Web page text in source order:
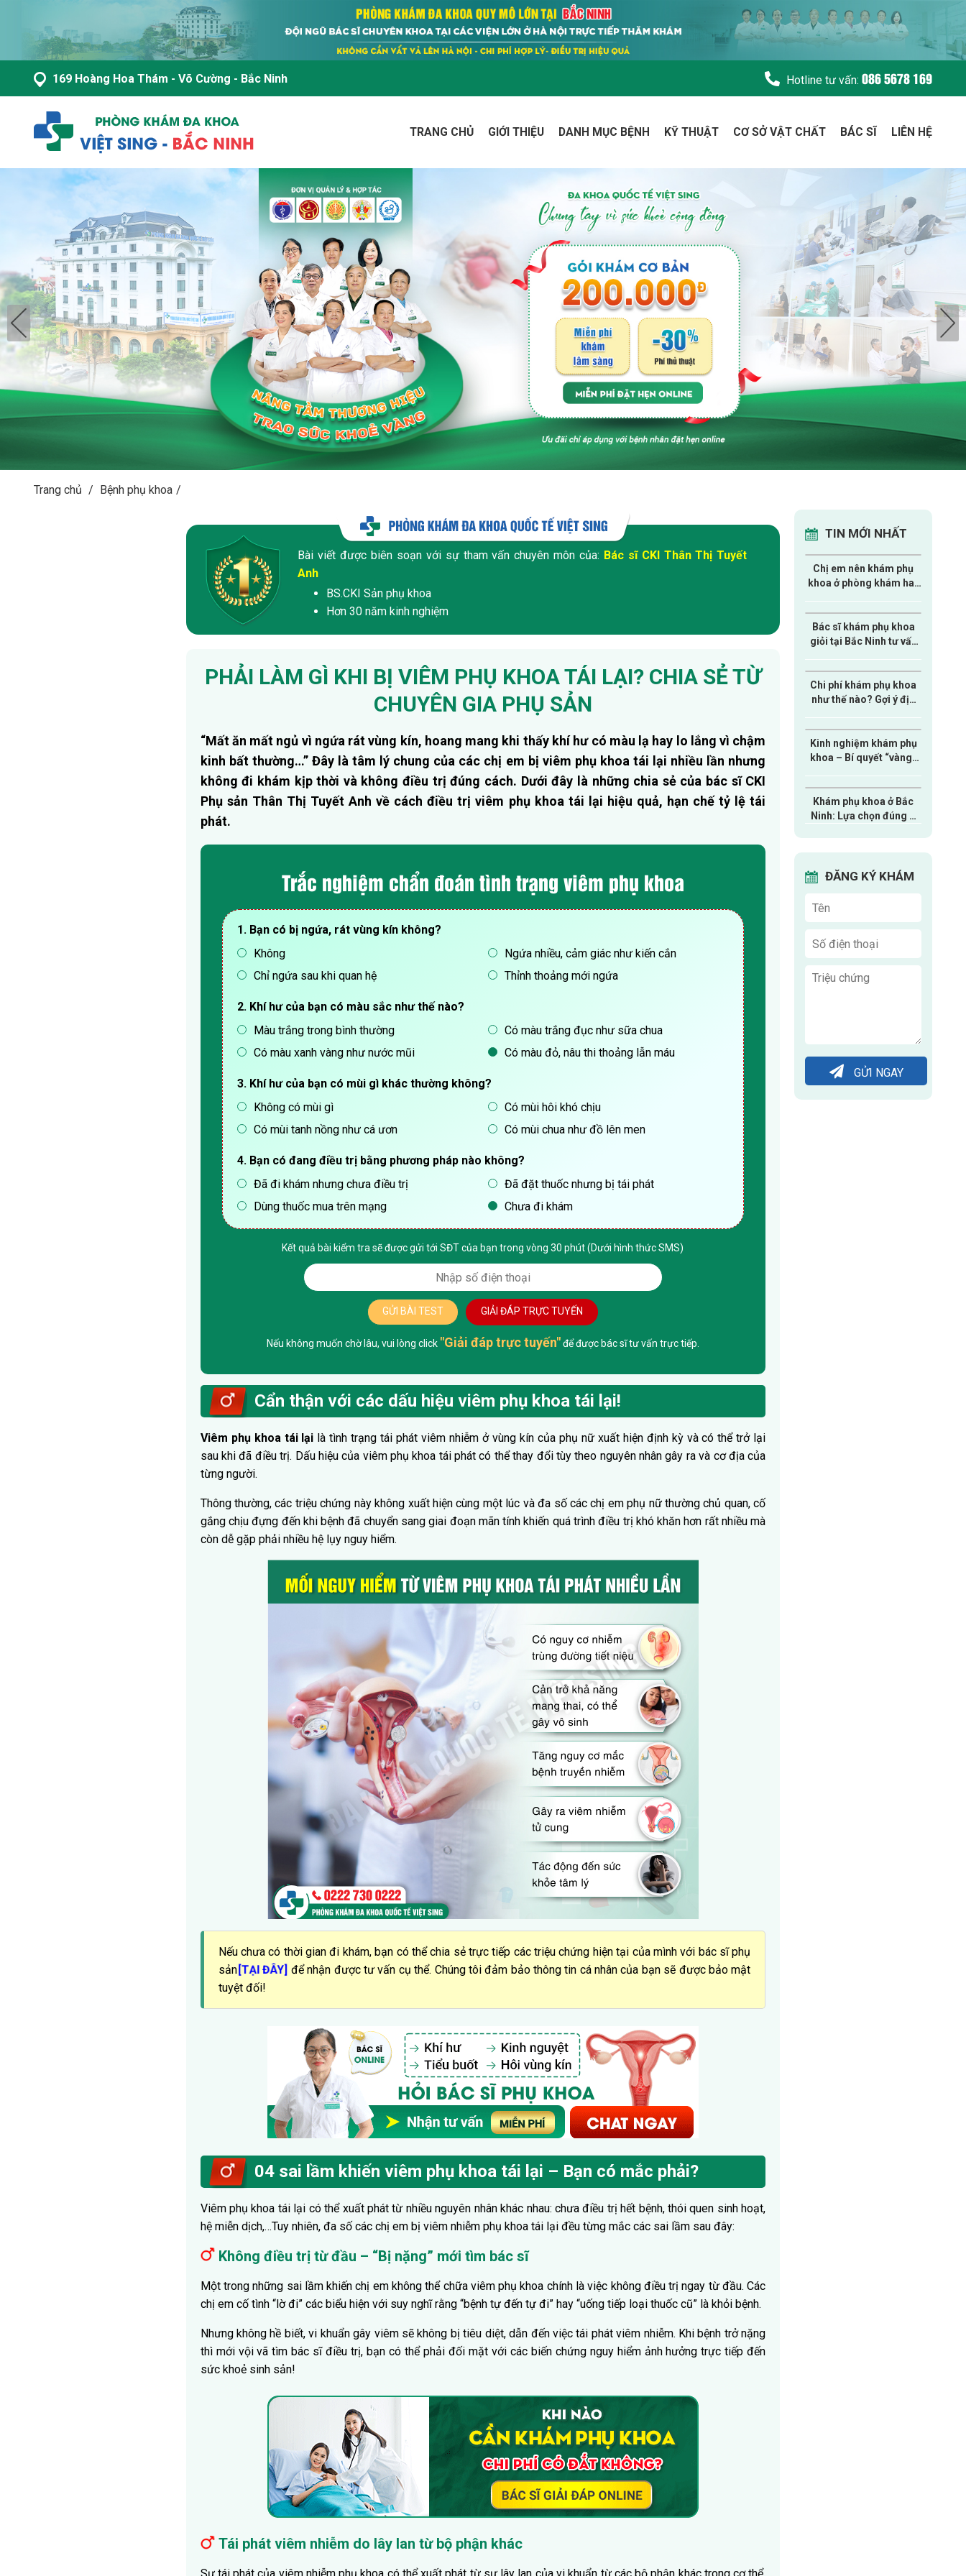
169 Hoàng Hoa Thám - Võ Cường - Bắc Ninh Hotline tư vấn: 086 5678 169
TRANG CHỦ GIỚI THIỆU DANH MỤC BỆNH KỸ THUẬT CƠ SỞ VẬT CHẤT BÁC SĨ LIÊN HỆ
Trang chủ / Bệnh phụ khoa /
Bài viết được biên soạn với sự tham vấn chuyên môn của: Bác sĩ CKI Thân Thị Tuyết
Anh
BS.CKI Sản phụ khoa
Hơn 30 năm kinh nghiệm
PHẢI LÀM GÌ KHI BỊ VIÊM PHỤ KHOA TÁI LẠI? CHIA SẺ TỪ
CHUYÊN GIA PHỤ SẢN
“Mất ăn mất ngủ vì ngứa rát vùng kín, hoang mang khi thấy khí hư có màu lạ hay lo lắng vì chậm
kinh bất thường…” Đây là tâm lý chung của các chị em bị viêm phụ khoa tái lại nhiều lần nhưng
không đi khám kịp thời và không điều trị đúng cách. Dưới đây là những chia sẻ của bác sĩ CKI
Phụ sản Thân Thị Tuyết Anh về cách điều trị viêm phụ khoa tái lại hiệu quả, hạn chế tỷ lệ tái
phát.
Trắc nghiệm chẩn đoán tình trạng viêm phụ khoa
1. Bạn có bị ngứa, rát vùng kín không?
Không
Ngứa nhiều, cảm giác như kiến cắn
Chỉ ngứa sau khi quan hệ
Thỉnh thoảng mới ngứa
2. Khí hư của bạn có màu sắc như thế nào?
Màu trắng trong bình thường
Có màu trắng đục như sữa chua
Có màu xanh vàng như nước mũi
Có màu đỏ, nâu thi thoảng lẫn máu
3. Khí hư của bạn có mùi gì khác thường không?
Không có mùi gì
Có mùi hôi khó chịu
Có mùi tanh nồng như cá ươn
Có mùi chua như đồ lên men
4. Bạn có đang điều trị bằng phương pháp nào không?
Đã đi khám nhưng chưa điều trị
Đã đặt thuốc nhưng bị tái phát
Dùng thuốc mua trên mạng
Chưa đi khám
Kết quả bài kiểm tra sẽ được gửi tới SĐT của bạn trong vòng 30 phút (Dưới hình thức SMS)
GỬI BÀI TEST GIẢI ĐÁP TRỰC TUYẾN
Nếu không muốn chờ lâu, vui lòng click "Giải đáp trực tuyến"để được bác sĩ tư vấn trực tiếp.
Cẩn thận với các dấu hiệu viêm phụ khoa tái lại!
Viêm phụ khoa tái lại là tình trạng tái phát viêm nhiễm ở vùng kín của phụ nữ xuất hiện định kỳ và có thể trở lại
sau khi đã điều trị. Dấu hiệu của viêm phụ khoa tái phát có thể thay đổi tùy theo nguyên nhân gây ra và cơ địa của
từng người.
Thông thường, các triệu chứng này không xuất hiện cùng một lúc và đa số các chị em phụ nữ thường chủ quan, cố
gắng chịu đựng đến khi bệnh đã chuyển sang giai đoạn mãn tính khiến quá trình điều trị khó khăn hơn rất nhiều mà
còn dễ gặp phải nhiều hệ lụy nguy hiểm.
Nếu chưa có thời gian đi khám, bạn có thể chia sẻ trực tiếp các triệu chứng hiện tại của mình với bác sĩ phụ
sản [TẠI ĐÂY] để nhận được tư vấn cụ thể. Chúng tôi đảm bảo thông tin cá nhân của bạn sẽ được bảo mật
tuyệt đối!
04 sai lầm khiến viêm phụ khoa tái lại – Bạn có mắc phải?
Viêm phụ khoa tái lại có thể xuất phát từ nhiều nguyên nhân khác nhau: chưa điều trị hết bệnh, thói quen sinh hoạt,
hệ miễn dịch,…Tuy nhiên, đa số các chị em bị viêm nhiễm phụ khoa tái lại đều từng mắc các sai lầm sau đây:
Không điều trị từ đầu – “Bị nặng” mới tìm bác sĩ
Một trong những sai lầm khiến chị em không thể chữa viêm phụ khoa chính là việc không điều trị ngay từ đầu. Các
chị em cố tình “lờ đi” các biểu hiện với suy nghĩ rằng “bệnh tự đến tự đi” hay “uống tiếp loại thuốc cũ” là khỏi bệnh.
Nhưng không hề biết, vi khuẩn gây viêm sẽ không bị tiêu diệt, dẫn đến việc tái phát viêm nhiễm. Khi bệnh trở nặng
thì mới vội vã tìm bác sĩ điều trị, bạn có thể phải đối mặt với các biến chứng nguy hiểm ảnh hưởng trực tiếp đến
sức khoẻ sinh sản!
Tái phát viêm nhiễm do lây lan từ bộ phận khác
TIN MỚI NHẤT
Chị em nên khám phụ
khoa ở phòng khám hay
Bác sĩ khám phụ khoa
giỏi tại Bắc Ninh tư vấn
Chi phí khám phụ khoa
như thế nào? Gợi ý địa
tiết kiệm
Kinh nghiệm khám phụ
khoa – Bí quyết “vàng”
biết
Khám phụ khoa ở Bắc
Ninh: Lựa chọn đúng –
ĐĂNG KÝ KHÁM
GỬI NGAY